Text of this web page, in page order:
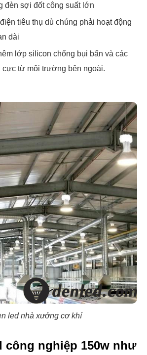
đèn sợi đốt công suất lớn
tiêu thụ dù chúng phải hoạt động
dài
lớp silicon chống bụi bẩn và các
cực từ môi trường bên ngoài.
led nhà xưởng cơ khí
công nghiệp 150w như